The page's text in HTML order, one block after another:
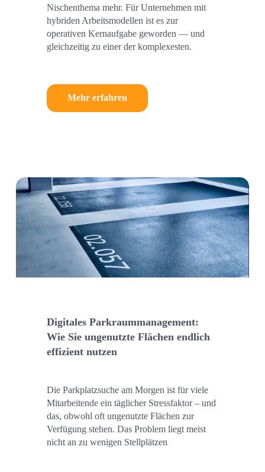
Nischenthema mehr. Für Unternehmen mit
hybriden Arbeitsmodellen ist es zur
operativen Kernaufgabe geworden — und
gleichzeitig zu einer der komplexesten.
Mehr erfahren
Digitales Parkraummanagement:
Wie Sie ungenutzte Flächen endlich
effizient nutzen
Die Parkplatzsuche am Morgen ist für viele
Mitarbeitende ein täglicher Stressfaktor – und
das, obwohl oft ungenutzte Flächen zur
Verfügung stehen. Das Problem liegt meist
nicht an zu wenigen Stellplätzen